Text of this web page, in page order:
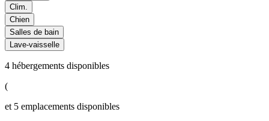
Clim.
Chien
Salles de bain
Lave-vaisselle
4 hébergements disponibles
(
et 5 emplacements disponibles